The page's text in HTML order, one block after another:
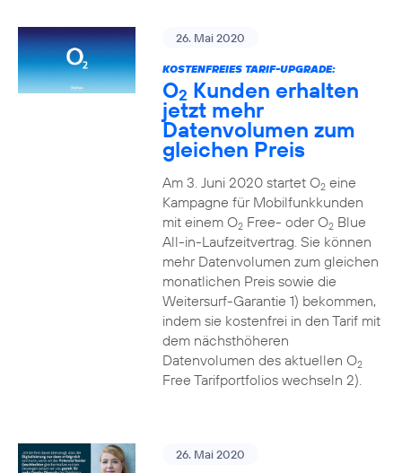
26. Mai 2020
KOSTENFREIES TARIF-UPGRADE:
O2 Kunden erhalten
jetzt mehr
Datenvolumen zum
gleichen Preis
Am 3. Juni 2020 startet O2eine
Kampagne für Mobilfunkkunden
mit einem O2Free- oder O2Blue
All-in-Laufzeitvertrag. Sie können
mehr Datenvolumen zum gleichen
monatlichen Preis sowie die
Weitersurf-Garantie 1) bekommen,
indem sie kostenfrei in den Tarif mit
dem nächsthöheren
Datenvolumen des aktuellen O2
Free Tarifportfolios wechseln 2).
26. Mai 2020